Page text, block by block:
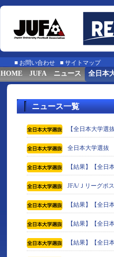
■ お問い合わせ ■ サイトマップ
HOME JUFA ニュース 全日本
ニュース一覧
【全日本大学選
全日本大学選抜
【結果】【全日
JFA/Ｊリーグポ
【結果】【全日
【結果】【全日
【結果】【全日